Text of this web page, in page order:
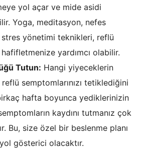
yol açar ve mide asidi
Yoga, meditasyon, nefes
yönetimi teknikleri, reflü
hafifletmenize yardımcı olabilir.
Tutun: Hangi yiyeceklerin
semptomlarınızı tetiklediğini
hafta boyunca yediklerinizin
kaydını tutmanız çok
Bu, size özel bir beslenme planı
gösterici olacaktır.